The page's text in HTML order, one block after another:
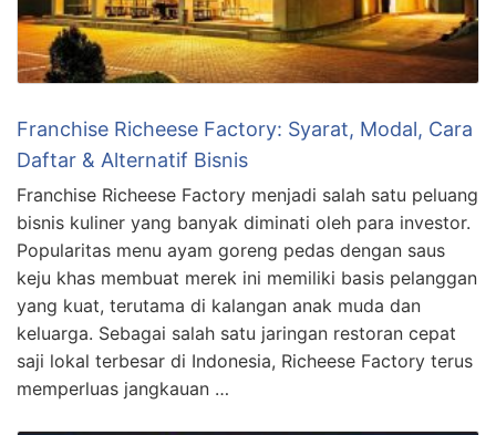
Franchise Richeese Factory: Syarat, Modal, Cara
Daftar & Alternatif Bisnis
Franchise Richeese Factory menjadi salah satu peluang
bisnis kuliner yang banyak diminati oleh para investor.
Popularitas menu ayam goreng pedas dengan saus
keju khas membuat merek ini memiliki basis pelanggan
yang kuat, terutama di kalangan anak muda dan
keluarga. Sebagai salah satu jaringan restoran cepat
saji lokal terbesar di Indonesia, Richeese Factory terus
memperluas jangkauan …